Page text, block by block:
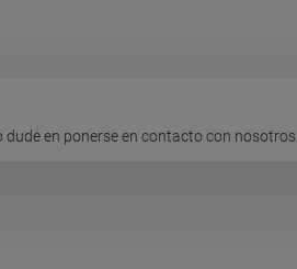
dude en ponerse en contacto con nosotros.